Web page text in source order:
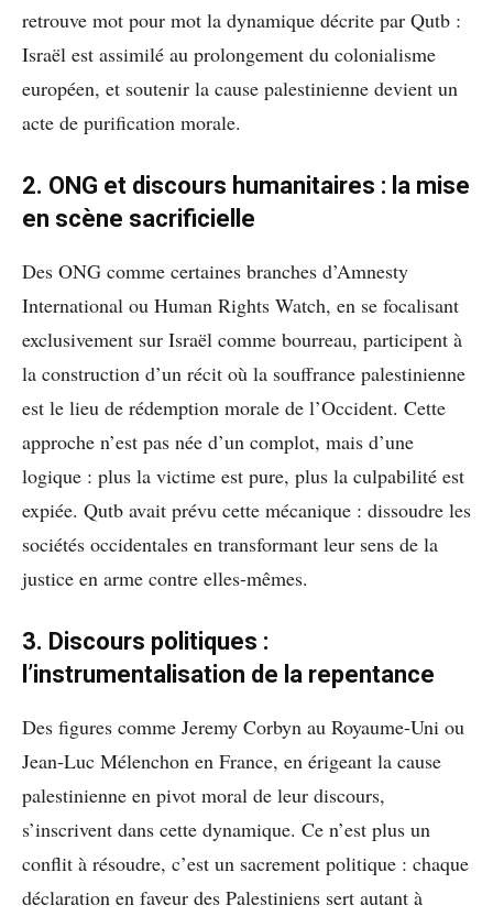
retrouve mot pour mot la dynamique décrite par Qutb :
Israël est assimilé au prolongement du colonialisme
européen, et soutenir la cause palestinienne devient un
acte de purification morale.
2. ONG et discours humanitaires : la mise
en scène sacrificielle
Des ONG comme certaines branches d’Amnesty
International ou Human Rights Watch, en se focalisant
exclusivement sur Israël comme bourreau, participent à
la construction d’un récit où la souffrance palestinienne
est le lieu de rédemption morale de l’Occident. Cette
approche n’est pas née d’un complot, mais d’une
logique : plus la victime est pure, plus la culpabilité est
expiée. Qutb avait prévu cette mécanique : dissoudre les
sociétés occidentales en transformant leur sens de la
justice en arme contre elles-mêmes.
3. Discours politiques :
l’instrumentalisation de la repentance
Des figures comme Jeremy Corbyn au Royaume-Uni ou
Jean-Luc Mélenchon en France, en érigeant la cause
palestinienne en pivot moral de leur discours,
s’inscrivent dans cette dynamique. Ce n’est plus un
conflit à résoudre, c’est un sacrement politique : chaque
déclaration en faveur des Palestiniens sert autant à